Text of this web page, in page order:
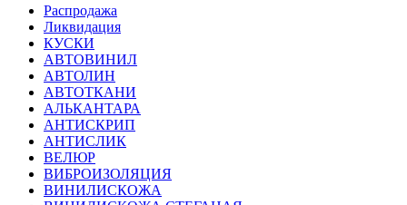
Распродажа
Ликвидация
КУСКИ
АВТОВИНИЛ
АВТОЛИН
АВТОТКАНИ
АЛЬКАНТАРА
АНТИСКРИП
АНТИСЛИК
ВЕЛЮР
ВИБРОИЗОЛЯЦИЯ
ВИНИЛИСКОЖА